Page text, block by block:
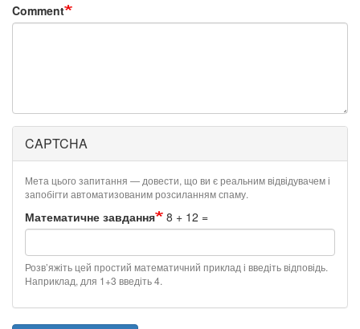
Comment
CAPTCHA
Мета цього запитання — довести, що ви є реальним відвідувачем і
запобігти автоматизованим розсиланням спаму.
Математичне завдання 8 + 12 =
Розв’яжіть цей простий математичний приклад і введіть відповідь.
Наприклад, для 1+3 введіть 4.